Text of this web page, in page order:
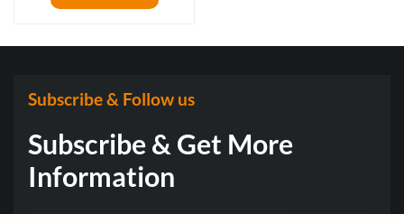
Subscribe & Follow us
Subscribe & Get More
Information